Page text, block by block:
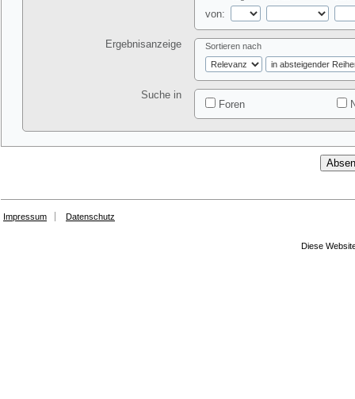
von:
Ergebnisanzeige Sortieren nach
Suche in
Foren
Impressum Datenschutz
Diese